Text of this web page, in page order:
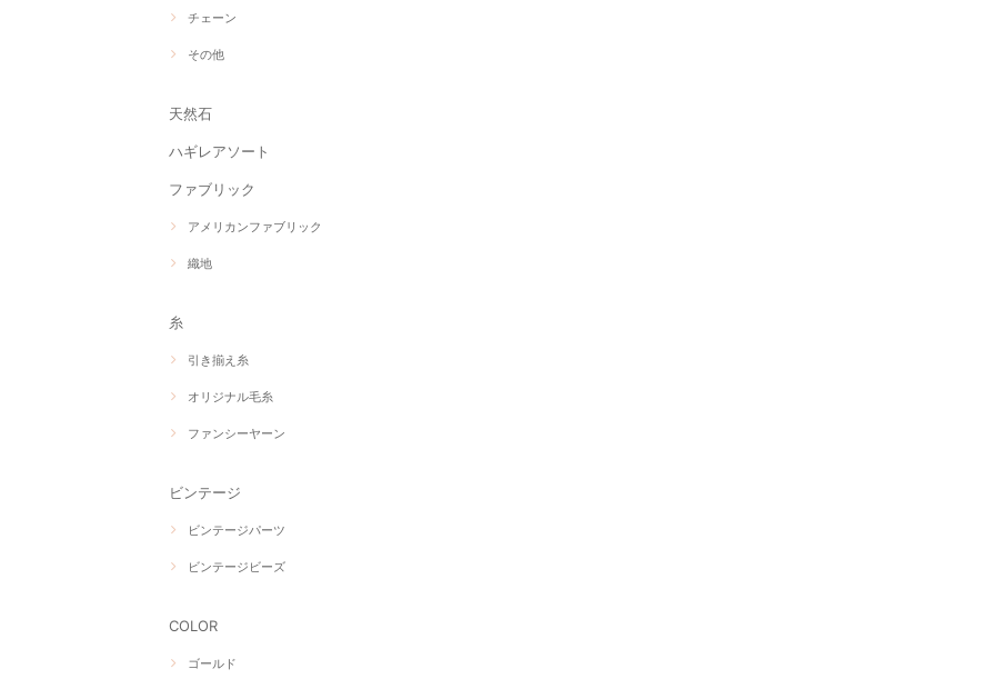
チェーン
その他
天然石
ハギレアソート
ファブリック
アメリカンファブリック
織地
糸
引き揃え糸
オリジナル毛糸
ファンシーヤーン
ビンテージ
ビンテージパーツ
ビンテージビーズ
COLOR
ゴールド